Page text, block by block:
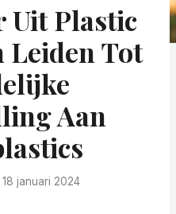
Plastic
Leiden Tot
Aan
18 januari 2024